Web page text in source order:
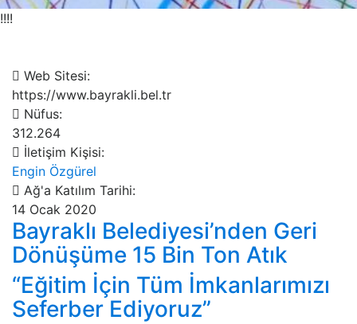
!!!!
Web Sitesi:
https://www.bayrakli.bel.tr
Nüfus:
312.264
İletişim Kişisi:
Engin Özgürel
Ağ'a Katılım Tarihi:
14 Ocak 2020
Bayraklı Belediyesi’nden Geri
Dönüşüme 15 Bin Ton Atık
“Eğitim İçin Tüm İmkanlarımızı
Seferber Ediyoruz”